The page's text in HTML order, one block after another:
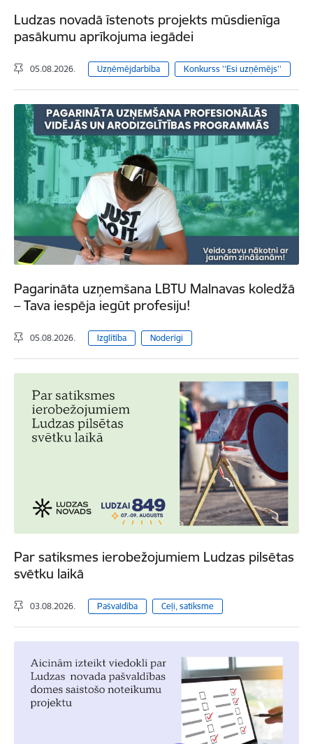
Ludzas novadā īstenots projekts mūsdienīga
pasākumu aprīkojuma iegādei
05.08.2026. Uzņēmējdarbība Konkurss ''Esi uzņēmējs''
Pagarināta uzņemšana LBTU Malnavas koledžā
– Tava iespēja iegūt profesiju!
05.08.2026. Izglītība Noderīgi
Par satiksmes ierobežojumiem Ludzas pilsētas
svētku laikā
03.08.2026. Pašvaldība Ceļi, satiksme